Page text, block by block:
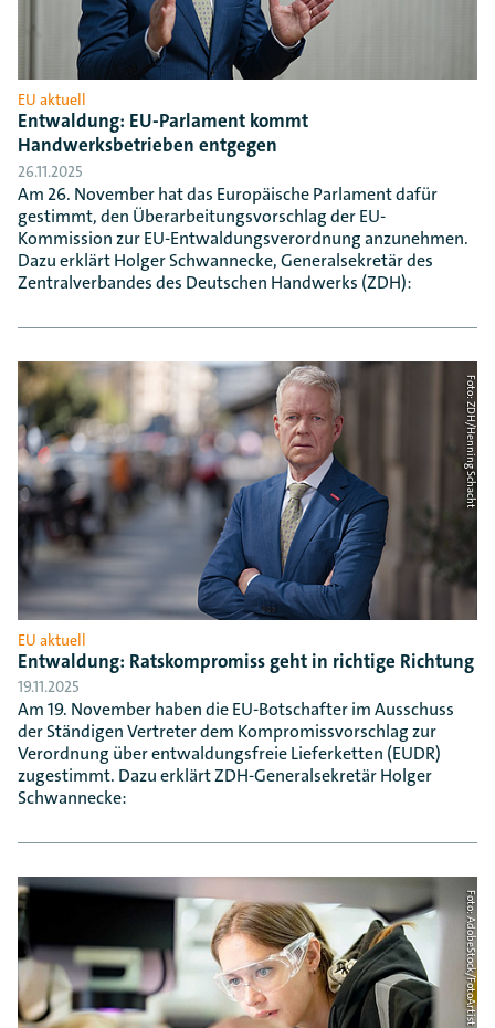
EU aktuell
Entwaldung: EU-Parlament kommt
Handwerksbetrieben entgegen
26.11.2025
Am 26. November hat das Europäische Parlament dafür
gestimmt, den Überarbeitungsvorschlag der EU-
Kommission zur EU-Entwaldungsverordnung anzunehmen.
Dazu erklärt Holger Schwannecke, Generalsekretär des
Zentralverbandes des Deutschen Handwerks (ZDH):
Foto: ZDH/Henning Schacht
EU aktuell
Entwaldung: Ratskompromiss geht in richtige Richtung
19.11.2025
Am 19. November haben die EU-Botschafter im Ausschuss
der Ständigen Vertreter dem Kompromissvorschlag zur
Verordnung über entwaldungsfreie Lieferketten (EUDR)
zugestimmt. Dazu erklärt ZDH-Generalsekretär Holger
Schwannecke:
Foto: AdobeStock/FotoArtist